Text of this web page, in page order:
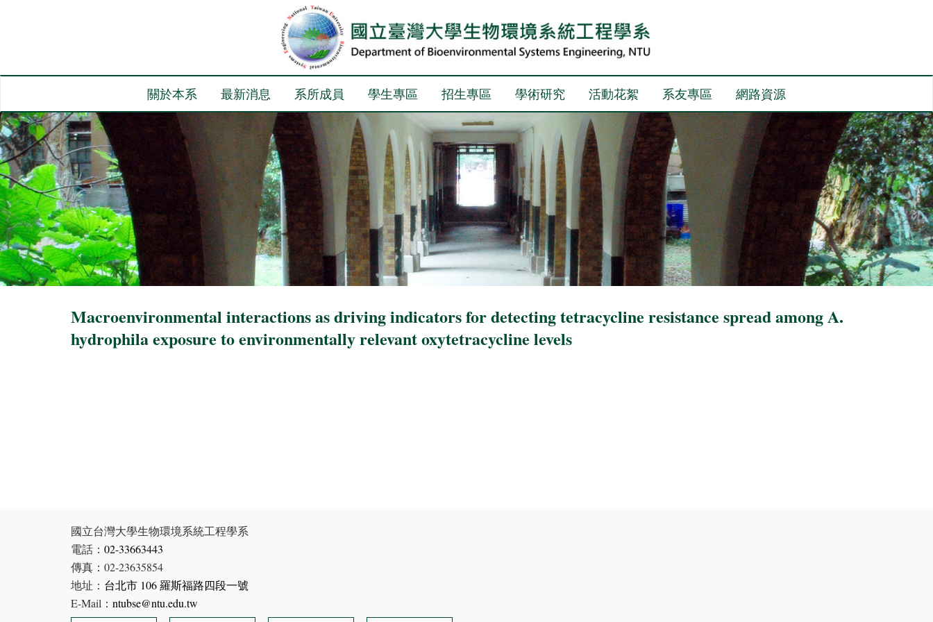
關於本系 最新消息 系所成員 學生專區 招生專區 學術研究 活動花絮 系友專區 網路資源
Macroenvironmental interactions as driving indicators for detecting tetracycline resistance spread among A.
hydrophila exposure to environmentally relevant oxytetracycline levels
國立台灣大學生物環境系統工程學系
電話： 02-33663443
傳真：02-23635854
地址： 台北市 106 羅斯福路四段一號
E-Mail： ntubse@ntu.edu.tw